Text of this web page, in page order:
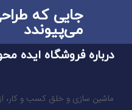
جایی که
می‌پیوندد
درباره فروشگاه ایده
ماشین سازی و خلق کسب و کار، از